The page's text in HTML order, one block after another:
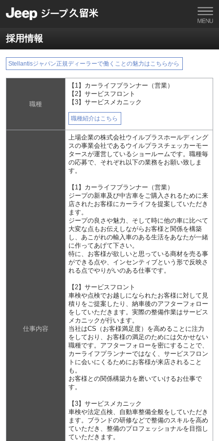
採用情報
Stellantisジャパン正規ディーラーで働くことの魅力はこちらから
職種
【1】カーライフプランナー（営業）
【2】サービスフロント
【3】サービスメカニック
職種紹介はこちら
仕事内容
上場企業の株式会社ウイルプラスホールディング
スの事業会社であるウイルプラスチェッカーモー
タースが運営しているショールームです。職種毎
の応募で、それぞれ以下の業務をお願い致しま
す。
【1】カーライフプランナー（営業）
ジープの新車及び中古車をご購入されるために来
店されたお客様にカーライフを提案していただき
ます。
ジープの良さや魅力、そして時に他の車に比べて
大変な点もお伝えしながらお客様と関係を構築
し、あこがれの輸入車のある生活をあなたが一緒
に作ってあげて下さい。
特に、お客様が欲しいと思っている商材を売る事
ができる点や、インセンティブという形で反映さ
れる点でやりがいのある仕事です。
【2】サービスフロント
車検や点検でお越しになられたお客様に対して見
積りをご提案したり、納車後のアフターフォロー
をしていただきます。実際の整備作業はサービス
メカニックが行います。
当社はCS（お客様満足度）を高めることに注力
をしており、お客様の満足のためには欠かせない
職種です。アフターフォローを密にすることで、
カーライフプランナーではなく、サービスフロン
トに会いにくるためにお客様が来店されること
も。
お客様との関係構築力を磨いていけるお仕事で
す。
【3】サービスメカニック
車検や法定点検、自動車整備全般をしていただき
ます。ブランドの研修などで整備のスキルを高め
ていただき、整備のプロフェッショナルを目指し
ていただきます。